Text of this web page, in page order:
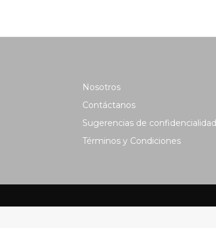
Nosotros
Contáctanos
Sugerencias de confidencialidad
Términos y Condiciones